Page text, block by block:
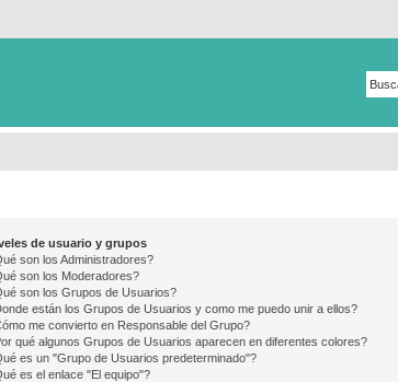
de usuario y grupos
son los Administradores?
son los Moderadores?
son los Grupos de Usuarios?
están los Grupos de Usuarios y como me puedo unir a ellos?
me convierto en Responsable del Grupo?
qué algunos Grupos de Usuarios aparecen en diferentes colores?
es un "Grupo de Usuarios predeterminado"?
es el enlace "El equipo"?